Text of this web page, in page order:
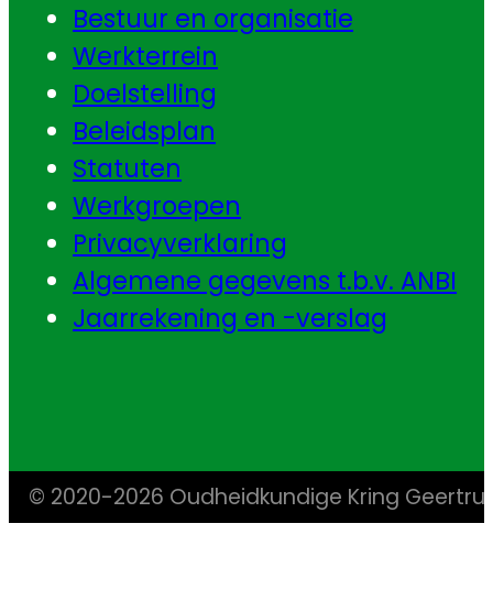
Bestuur en organisatie
Werkterrein
Doelstelling
Beleidsplan
Statuten
Werkgroepen
Privacyverklaring
Algemene gegevens t.b.v. ANBI
Jaarrekening en -verslag
© 2020-2026 Oudheidkundige Kring